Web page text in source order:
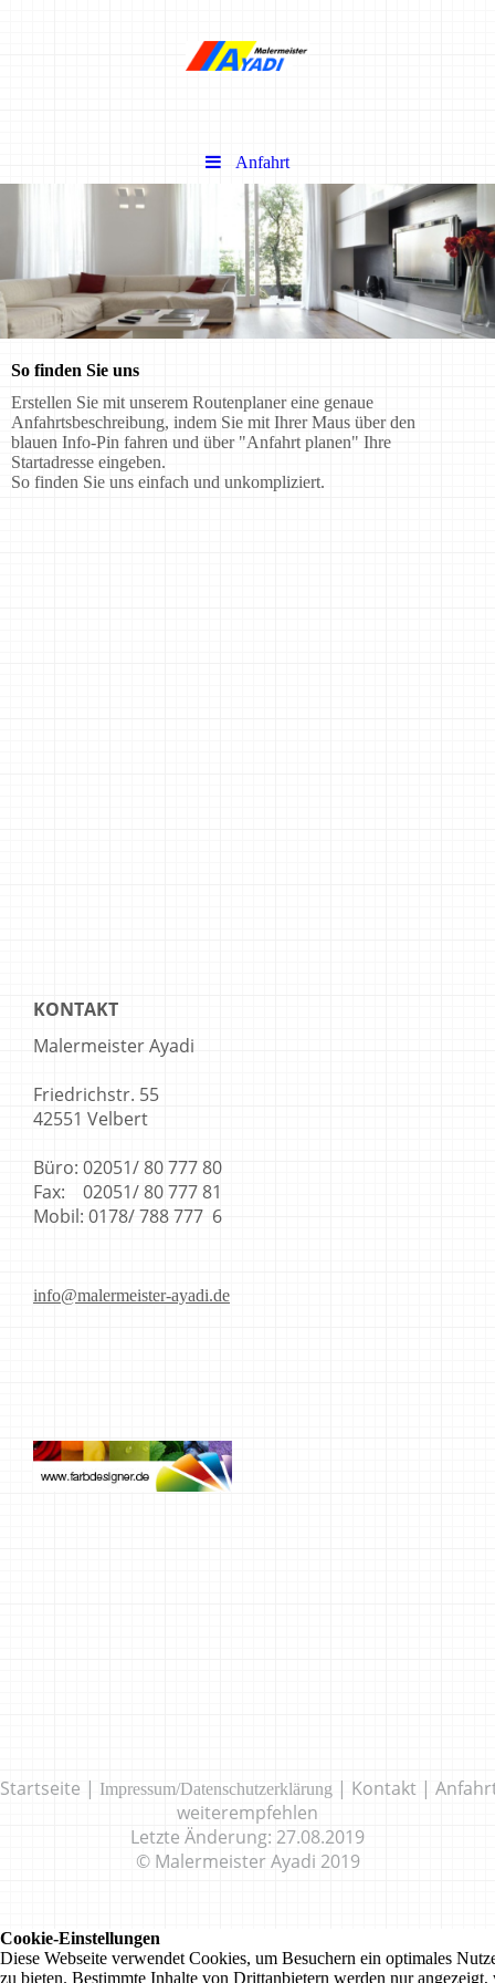
Anfahrt
So finden Sie uns
Erstellen Sie mit unserem Routenplaner eine genaue
Anfahrtsbeschreibung, indem Sie mit Ihrer Maus über den
blauen Info-Pin fahren und über "Anfahrt planen" Ihre
Startadresse eingeben.
So finden Sie uns einfach und unkompliziert.
KONTAKT
Malermeister Ayadi
Friedrichstr. 55
42551 Velbert
Büro: 02051/ 80 777 80
Fax: 02051/ 80 777 81
Mobil: 0178/ 788 777 6
info@malermeister-ayadi.de
Startseite | Impressum/Datenschutzerklärung | Kontakt |
weiterempfehlen
Letzte Änderung: 27.08.2019
© Malermeister Ayadi 2019
Cookie-Einstellungen
Diese Webseite verwendet Cookies, um Besuchern ein optimales
zu bieten. Bestimmte Inhalte von Drittanbietern werden nur angezeigt,